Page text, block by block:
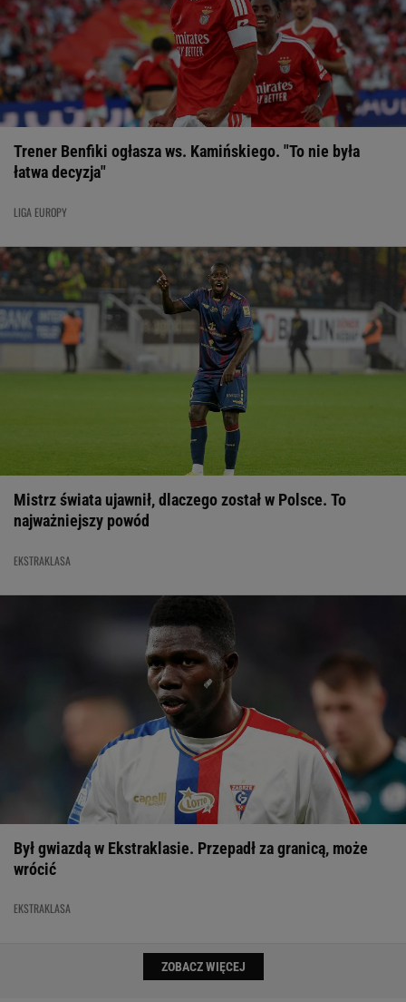
Trener Benfiki ogłasza ws. Kamińskiego. "To nie była
łatwa decyzja"
LIGA EUROPY
Mistrz świata ujawnił, dlaczego został w Polsce. To
najważniejszy powód
EKSTRAKLASA
Był gwiazdą w Ekstraklasie. Przepadł za granicą, może
wrócić
EKSTRAKLASA
ZOBACZ WIĘCEJ